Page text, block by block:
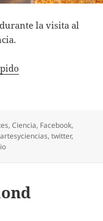
la visita al
,Ciencia, Facebook,
,twitter,
en Los pequeños crecen